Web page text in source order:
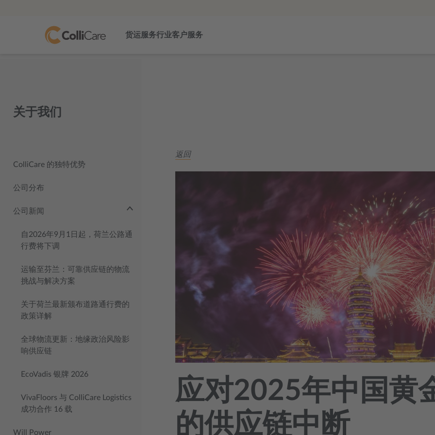
货运服务行业客户服务
关于我们
ColliCare 的独特优势
公司分布
公司新闻
自2026年9月1日起，荷兰公路通
行费将下调
运输至芬兰：可靠供应链的物流
挑战与解决方案
关于荷兰最新颁布道路通行费的
政策详解
全球物流更新：地缘政治风险影
响供应链
EcoVadis 银牌 2026
VivaFloors 与 ColliCare Logistics
成功合作 16 载
Will Power
返回
应对2025年中国黄
的供应链中断